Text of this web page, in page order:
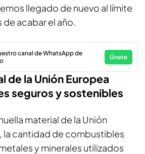
llegado de nuevo al límite
acabar el año.
canal de WhatsApp de
Únete
de la Unión Europea
seguros y sostenibles
material de la Unión
la cantidad de combustibles
y minerales utilizados